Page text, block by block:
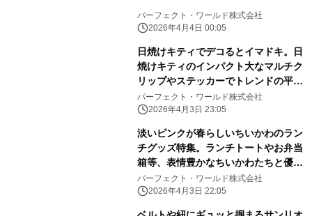
パーフェクト・ワールド株式会社
2026年4月4日 00:05
日焼けキティでデコるとイマドキ。日
焼けキティのインパクト大なマルチク
リップやステッカーでトレンドの平成
レトロ感ばっちりです。
パーフェクト・ワールド株式会社
2026年4月3日 23:05
淡いピンクが春らしいちいかわのラン
チグッズ特集。ランチトートやお弁当
箱等、表情豊かなちいかわたちと優し
いピンク色に心和む
パーフェクト・ワールド株式会社
2026年4月3日 22:05